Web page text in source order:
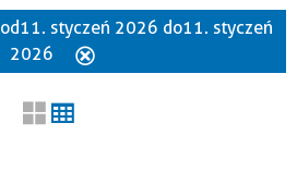
od 11. styczeń 2026 do 11. styczeń
2026